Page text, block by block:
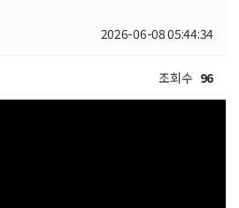
2026-06-08 05:44:34
조회수 96